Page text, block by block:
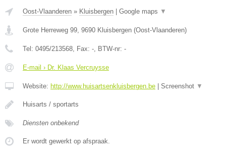
Oost-Vlaanderen » Kluisbergen Google maps ▼
Grote Herreweg 99 9690 Kluisbergen (Oost-Vlaanderen)
Tel: 0495/213568 , Fax: - , BTW-nr: -
E-mail › Dr. Klaas Vercruysse
Website: http://www.huisartsenkluisbergen.be Screenshot ▼
Huisarts / sportarts
Diensten onbekend
Er wordt gewerkt op afspraak.